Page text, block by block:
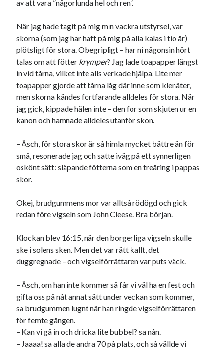
av att vara ”någorlunda hel och ren”.
När jag hade tagit på mig min vackra utstyrsel, var
skorna (som jag har haft på mig på alla kalas i tio år)
plötsligt för stora. Obegripligt – har ni någonsin hört
talas om att fötter krymper? Jag lade toapapper längst
in vid tårna, vilket inte alls verkade hjälpa. Lite mer
toapapper gjorde att tårna låg där inne som klenäter,
men skorna kändes fortfarande alldeles för stora. När
jag gick, kippade hälen inte – den for som skjuten ur en
kanon och hamnade alldeles utanför skon.
– Äsch, för stora skor är så himla mycket bättre än för
små, resonerade jag och satte iväg på ett synnerligen
oskönt sätt: släpande fötterna som en treåring i pappas
skor.
Okej, brudgummens mor var alltså rödögd och gick
redan före vigseln som John Cleese. Bra början.
Klockan blev 16:15, när den borgerliga vigseln skulle
ske i solens sken. Men det var rätt kallt, det
duggregnade – och vigselförrättaren var puts väck.
– Äsch, om han inte kommer så får vi väl ha en fest och
gifta oss på nåt annat sätt under veckan som kommer,
sa brudgummen lugnt när han ringde vigselförrättaren
för femte gången.
– Kan vi gå in och dricka lite bubbel? sa nån.
– Jaaaa! sa alla de andra 70 på plats, och så vällde vi